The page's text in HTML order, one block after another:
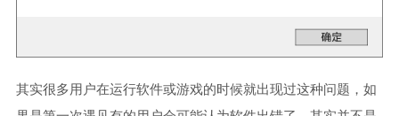
其实很多用户在运行软件或游戏的时候就出现过这种问题，如